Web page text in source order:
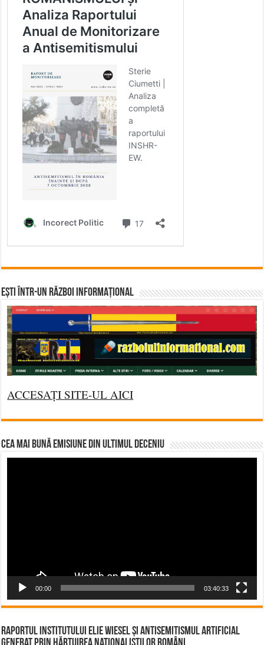
Ești într-un RĂZBOI INFORMAȚIONAL
ACCESAȚI SITE-UL AICI
CEA MAI BUNĂ EMISIUNE DIN ULTIMUL DECENIU
00:00 03:40:33
Raportul Institutului Elie Wiesel și Antisemitismul Artificial